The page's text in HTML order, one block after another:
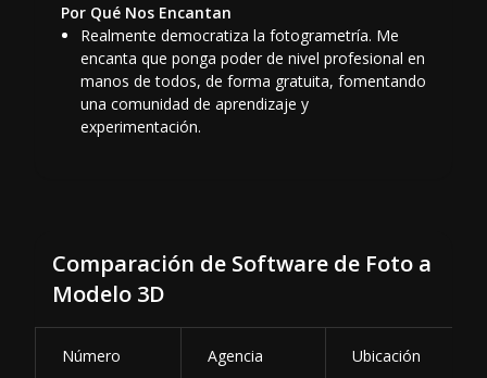
Por Qué Nos Encantan
Realmente democratiza la fotogrametría. Me
encanta que ponga poder de nivel profesional en
manos de todos, de forma gratuita, fomentando
una comunidad de aprendizaje y
experimentación.
Comparación de Software de Foto a
Modelo 3D
Número Agencia Ubicación